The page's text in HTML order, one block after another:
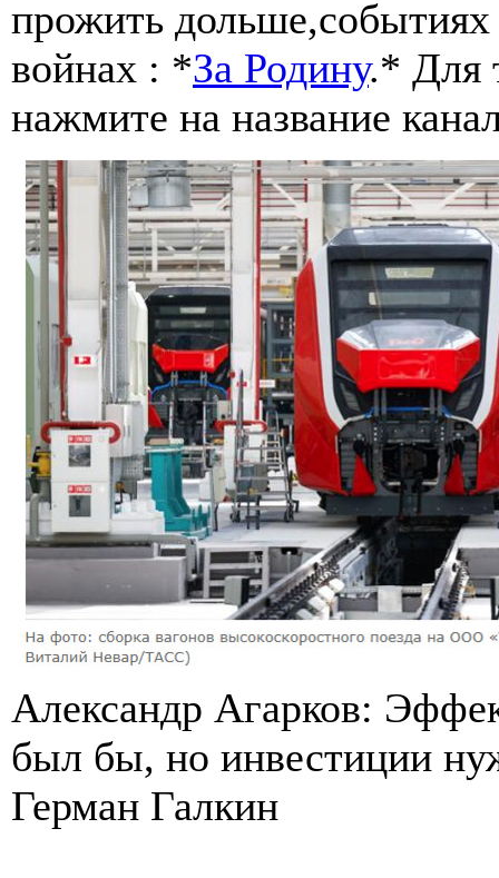
прожить
войнах : *За Родину.* Для
нажмите на название
Александр Агарков:
был бы, но инвестиции
Герман Галкин